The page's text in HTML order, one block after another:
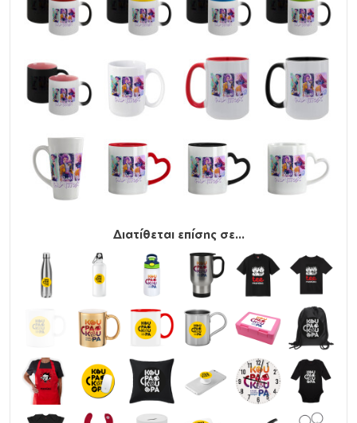
Διατίθεται επίσης σε...